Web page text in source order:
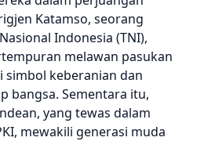
Katamso, seorang
Indonesia (TNI),
melawan pasukan
simbol keberanian dan
bangsa. Sementara itu,
yang tewas dalam
mewakili generasi muda